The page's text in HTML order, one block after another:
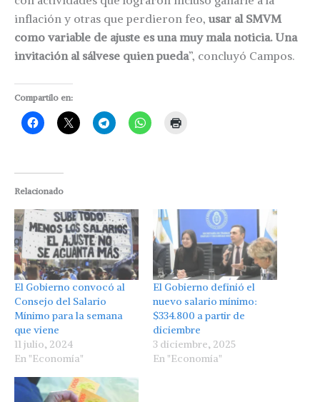
inflación y otras que perdieron feo, usar al SMVM
como variable de ajuste es una muy mala noticia. Una
invitación al sálvese quien pueda”, concluyó Campos.
Compartilo en:
Relacionado
El Gobierno convocó al
Consejo del Salario
Mínimo para la semana
que viene
11 julio, 2024
En "Economía"
El Gobierno definió el
nuevo salario mínimo:
$334.800 a partir de
diciembre
3 diciembre, 2025
En "Economía"